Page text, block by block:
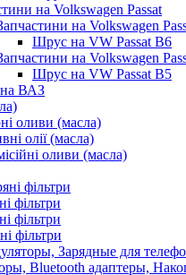
на Volkswagen Passat
на Volkswagen
Шрус на VW Passat B6
на Volkswagen
Шрус на VW Passat B5
на ВАЗ
оливи (масла)
олії (масла)
оливи (масла)
фільтри
фільтри
фільтри
фільтри
Зарядные для
Bluetooth адаптеры,